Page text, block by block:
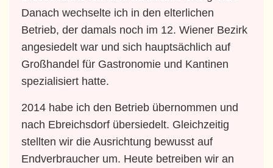
Danach wechselte ich in den elterlichen
Betrieb, der damals noch im 12. Wiener Bezirk
angesiedelt war und sich hauptsächlich auf
Großhandel für Gastronomie und Kantinen
spezialisiert hatte.
2014 habe ich den Betrieb übernommen und
nach Ebreichsdorf übersiedelt. Gleichzeitig
stellten wir die Ausrichtung bewusst auf
Endverbraucher um. Heute betreiben wir an